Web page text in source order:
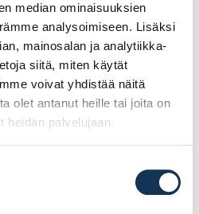
median ominaisuuksien
analysoimiseen. Lisäksi
mainosalan ja analytiikka-
siitä, miten käytät
voivat yhdistää näitä
olet antanut heille tai joita on
heidän palvelujaan.